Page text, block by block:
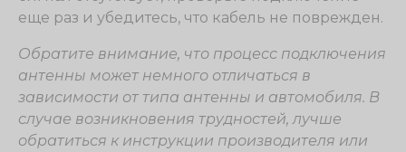
еще раз и убедитесь, что кабель не поврежден.
Обратите внимание, что процесс подключения
антенны может немного отличаться в
зависимости от типа антенны и автомобиля. В
случае возникновения трудностей, лучше
обратиться к инструкции производителя или